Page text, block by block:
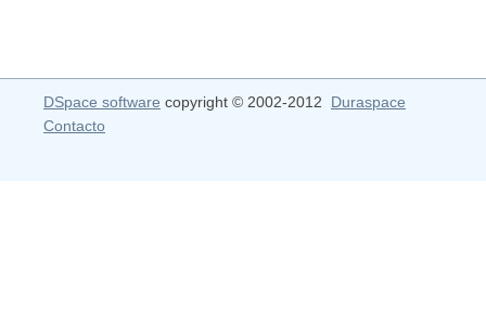
DSpace software copyright © 2002-2012 Duraspace
Contacto